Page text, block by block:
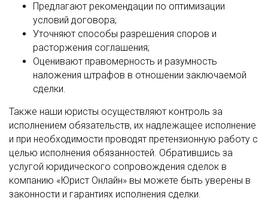
Предлагают рекомендации по оптимизации
условий договора;
Уточняют способы разрешения споров и
расторжения соглашения;
Оценивают правомерность и разумность
наложения штрафов в отношении заключаемой
сделки.
Также наши юристы осуществляют контроль за
исполнением обязательств, их надлежащее исполнение
и при необходимости проводят претензионную работу с
целью исполнения обязанностей. Обратившись за
услугой юридического сопровождения сделок в
компанию «Юрист Онлайн» вы можете быть уверены в
законности и гарантиях исполнения сделки.